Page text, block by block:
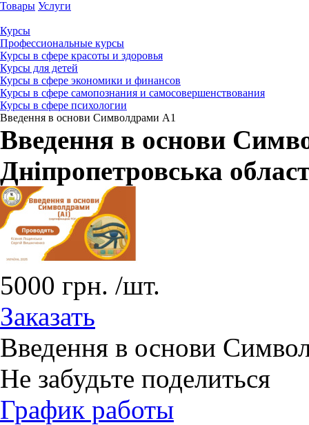
Товары Услуги
Курсы
Профессиональные курсы
Курсы в сфере красоты и здоровья
Курсы для детей
Курсы в сфере экономики и финансов
Курсы в сфере самопознания и самосовершенствования
Курсы в сфере психологии
Введення в основи Символдрами А1
Введення в основи
Дніпропетровська
5000 грн. /шт.
Заказать
Введення в основи
Не забудьте поделиться
График работы